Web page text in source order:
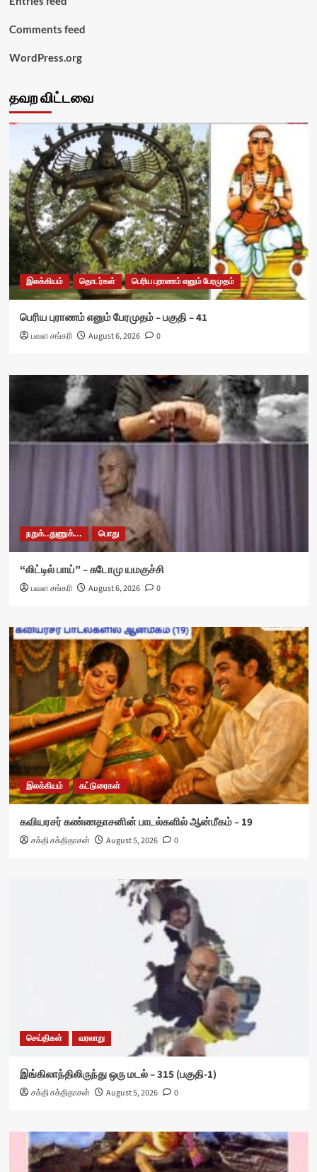
Comments feed
WordPress.org
தவற விட்டவை
இலக்கியம் தொடர்கள் பெரிய புராணம் எனும் பேரமுதம்
பெரிய புராணம் எனும் பேரமுதம் – பகுதி – 41
பவள சங்கரி August 6, 2026 0
நறுக்..துணுக்... பொது
“லிட்டில் பாய்” – சுடோமு யமகுச்சி
பவள சங்கரி August 6, 2026 0
இலக்கியம் கட்டுரைகள்
கவியரசர் கண்ணதாசனின் பாடல்களில் ஆன்மீகம் – 19
சக்தி சக்திதாசன் August 5, 2026 0
செய்திகள் வரலாறு
இங்கிலாந்திலிருந்து ஒரு மடல் – 315 (பகுதி-1)
சக்தி சக்திதாசன் August 5, 2026 0